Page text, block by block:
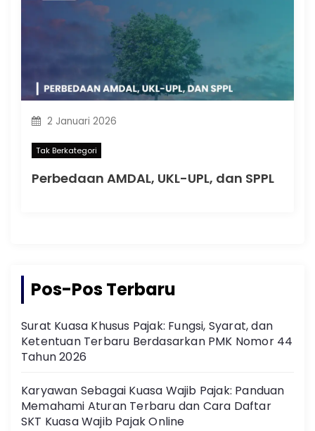
2 Januari 2026
Tak Berkategori
Perbedaan AMDAL, UKL-UPL, dan SPPL
Pos-Pos Terbaru
Surat Kuasa Khusus Pajak: Fungsi, Syarat, dan
Ketentuan Terbaru Berdasarkan PMK Nomor 44
Tahun 2026
Karyawan Sebagai Kuasa Wajib Pajak: Panduan
Memahami Aturan Terbaru dan Cara Daftar
SKT Kuasa Wajib Pajak Online